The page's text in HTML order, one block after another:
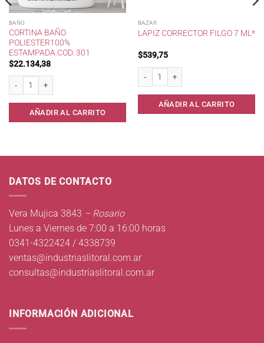
BAÑO
CORTINA BAÑO
POLIESTER100%
ESTAMPADA.COD. 301
$22.134,38
Cortina Baño Poliester100% Estampada.cod. 301 cantidad
AÑADIR AL CARRITO
BAZAR
LAPIZ CORRECTOR FILGO 7 ML*
$539,75
Lapiz Corrector Filgo 7 ml* cantidad
AÑADIR AL CARRITO
DATOS DE CONTACTO
Vera Mujica 3843 – Rosario
Lunes a Viernes de 7:00 a 16:00 horas
0341-4322424 / 4338739
ventas@industriaslitoral.com.ar
consultas@industriaslitoral.com.ar
INFORMACIÓN ADICIONAL